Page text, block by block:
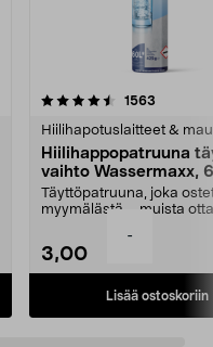
-
1563
Hiilihapotuslaitteet &
Hiilihappopatruuna
vaihto Wassermaxx,
Täyttöpatruuna, joka
myymälästä – muista
3,00
Lisää ostoskoriin
4.5viidestä